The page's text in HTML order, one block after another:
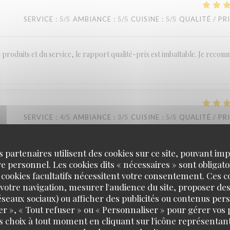
partenaires utilisent des cookies sur ce site, pouvant
personnel. Les cookies dits « nécessaires » sont
facultatifs nécessitent votre consentement. Ces
navigation, mesurer l'audience du site, proposer
sociaux) ou afficher des publicités ou contenus
», « Tout refuser » ou « Personnaliser » pour gérer vos
choix à tout moment en cliquant sur l'icône
SERVICE : 5/5 AMBIANCE : 5/5 CUISINE : 5/5 QUALITÉ /
produits et du service, le rapport qualité-prix est imbattable. Je
SERVICE : 4/5 AMBIANCE : 3/5 CUISINE : 5/5 QUALITÉ /
SERVICE: 5/5 AMBIANCE: 4 /5 CUISINE : 5/5 QUALITÉ /
LA TABLE DE CATUSSEAU